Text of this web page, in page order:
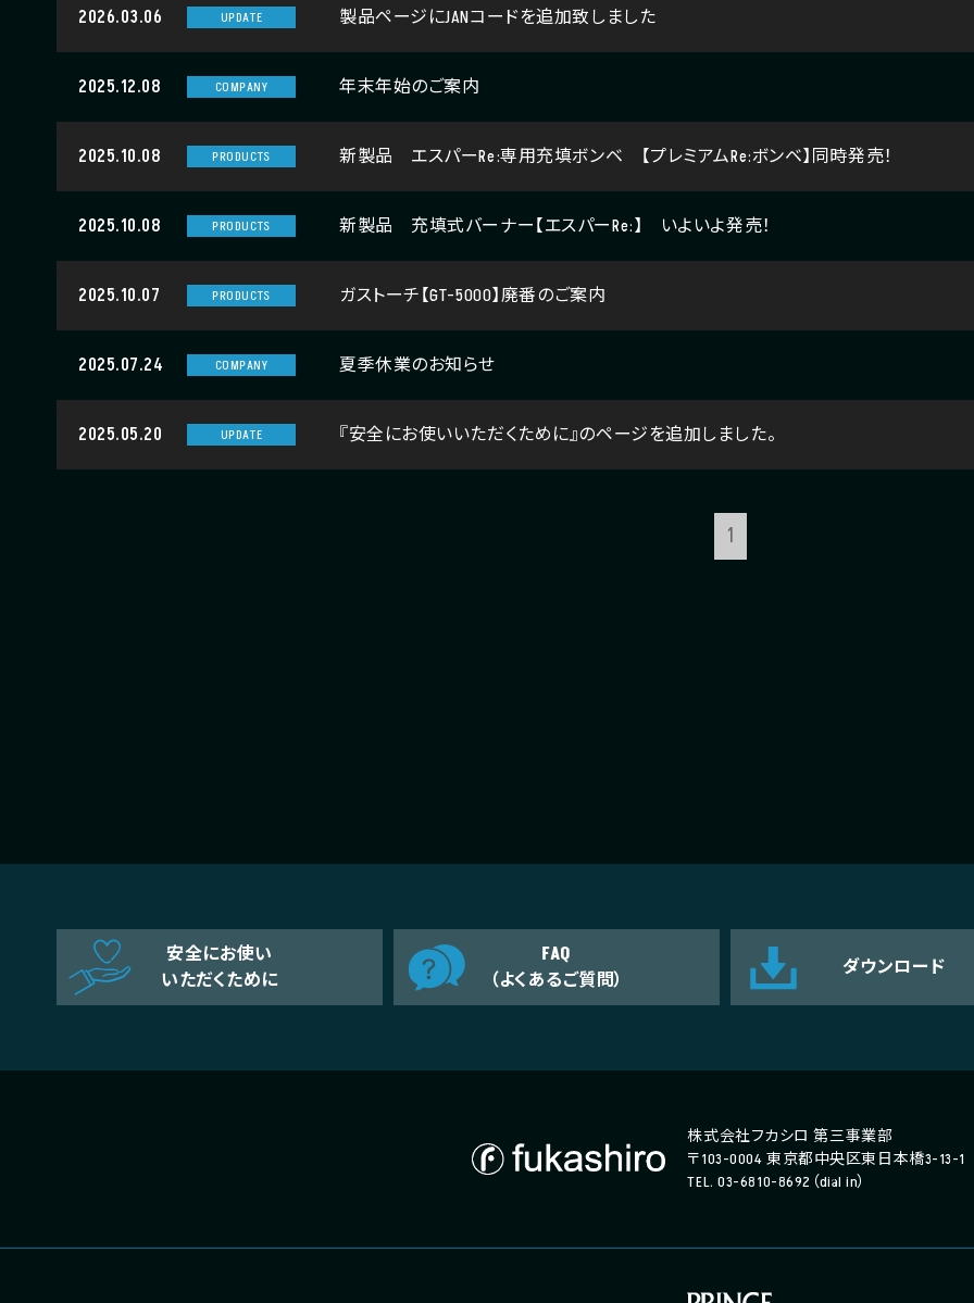
2026.03.06 UPDATE 製品ページにJANコードを追加致しました
2025.12.08 COMPANY 年末年始のご案内
2025.10.08 PRODUCTS 新製品 エスパーRe:専用充填ボンベ 【プレミアムRe:ボンベ】同時発売！
2025.10.08 PRODUCTS 新製品 充填式バーナー【エスパーRe:】 いよいよ発売！
2025.10.07 PRODUCTS ガストーチ【GT-5000】廃番のご案内
2025.07.24 COMPANY 夏季休業のお知らせ
2025.05.20 UPDATE 『安全にお使いいただくために』のページを追加しました。
1
安全にお使い
いただくために
FAQ
（よくあるご質問）
ダウンロード
株式会社フカシロ 第三事業部
〒103-0004 東京都中央区東日本橋3-13-1
TEL. 03-6810-8692（dial in）